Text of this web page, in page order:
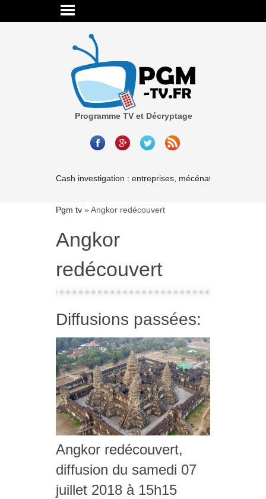
Programme TV et Décryptage
Cash investigation : entreprises, mécénat, associations-
Pgm tv » Angkor redécouvert
Angkor
redécouvert
Diffusions passées:
Angkor redécouvert,
diffusion du samedi 07
juillet 2018 à 15h15